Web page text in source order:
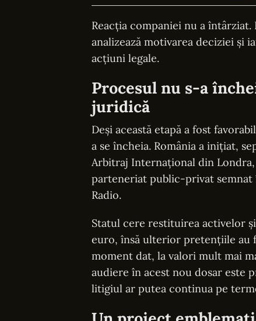
Reacția companiei nu a
analizează motivarea deciziei și
acțiuni legale.
Procesul nu s-a
juridică
Deși această etapă a fost
a se încheia. România a inițiat,
Arbitraj Internațional din
parteneriat public-privat
Radio.
Statul cere restituirea activelor
euro, însă ulterior pretențiile au
moment dat, la valori mult mai
audiere în acest nou dosar este
litigiul ar putea continua pe